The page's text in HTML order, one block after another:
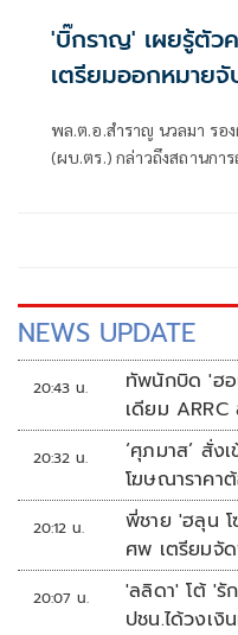
'บิ๊กราญ' เผยรู้ตัว
เตรียมออกหมาย
พล.ต.อ.สำราญ นวลมา รอ
(ผบ.ตร.) กล่าวถึงสถานกา
NEWS UPDATE
20:43 น.
ทัพนักบิด 'ฮอ
เดียม
20:32 น.
‘ศุภมาส’ สั่ง
โฆษณาราคา
20:12 น.
พี่ชาย 'ฮลุน โ
ศพ เตรียมจั
20:07 น.
'ลลิดา' โต้ 'รั
ปชน.ได้วงเงิ